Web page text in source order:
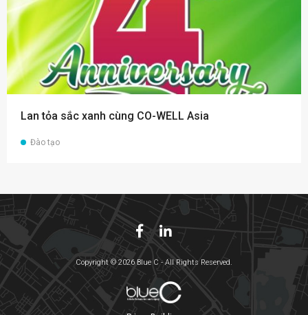
Lan tỏa sắc xanh cùng CO-WELL Asia
Đào tạo
Copyright © 2026 Blue C - All Rights Reserved.